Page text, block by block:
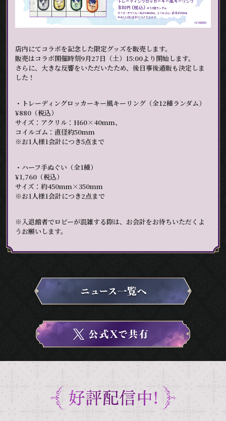
店内にてコラボを記念した限定グッズを販売します。
販売はコラボ開催時刻9月27日（土）15:00より開始します。
さらに、大きな反響をいただいたため、後日事後通販も決定しま
した！
・トレーディングロッカーキー風キーリング（全12種ランダム）
¥880（税込）
サイズ：アクリル：H60×40mm、
コイルゴム：直径約50mm
※お1人様1会計につき5点まで
・ハーフ手ぬぐい（全1種）
¥1,760（税込）
サイズ：約450mm×350mm
※お1人様1会計につき2点まで
※入退館者でロビーが混雑する際は、お会計をお待ちいただくよ
うお願いします。